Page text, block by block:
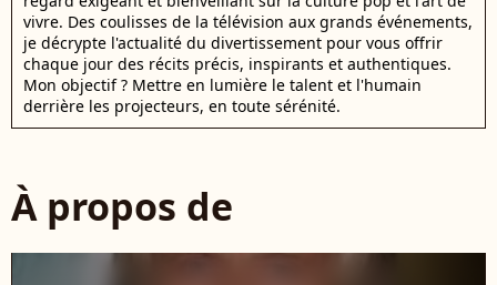
vivre. Des coulisses de la télévision aux grands événements,
je décrypte l'actualité du divertissement pour vous offrir
chaque jour des récits précis, inspirants et authentiques.
Mon objectif ? Mettre en lumière le talent et l'humain
derrière les projecteurs, en toute sérénité.
À propos de